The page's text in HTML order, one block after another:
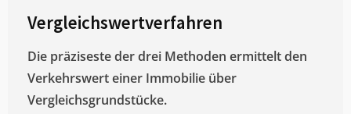
Vergleichswertverfahren
Die präziseste der drei Methoden ermittelt den
Verkehrswert einer Immobilie über
Vergleichsgrundstücke.